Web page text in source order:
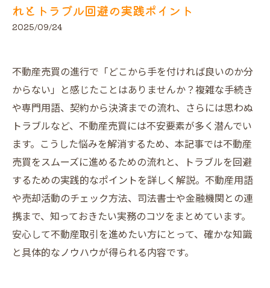
れとトラブル回避の実践ポイント
2025/09/24
不動産売買の進行で「どこから手を付ければ良いのか分
からない」と感じたことはありませんか？複雑な手続き
や専門用語、契約から決済までの流れ、さらには思わぬ
トラブルなど、不動産売買には不安要素が多く潜んでい
ます。こうした悩みを解消するため、本記事では不動産
売買をスムーズに進めるための流れと、トラブルを回避
するための実践的なポイントを詳しく解説。不動産用語
や売却活動のチェック方法、司法書士や金融機関との連
携まで、知っておきたい実務のコツをまとめています。
安心して不動産取引を進めたい方にとって、確かな知識
と具体的なノウハウが得られる内容です。